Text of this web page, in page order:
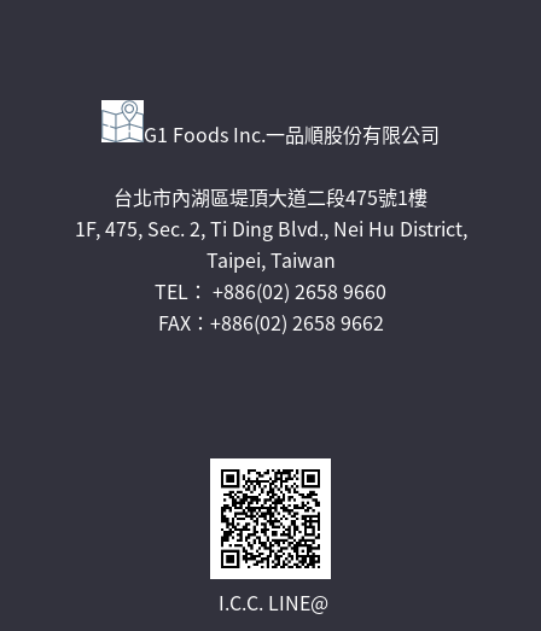
G1 Foods Inc.一品順股份有限公司
台北市內湖區堤頂大道二段475號1樓
1F, 475, Sec. 2, Ti Ding Blvd., Nei Hu District,
Taipei, Taiwan
TEL： +886(02) 2658 9660
FAX：+886(02) 2658 9662
I.C.C. LINE@